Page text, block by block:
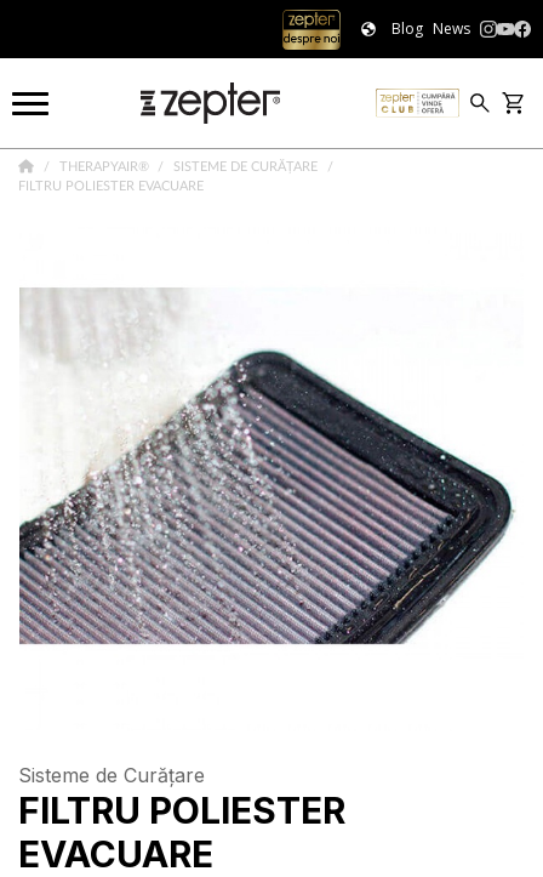
Blog News
THERAPYAIR®
SISTEME DE CURĂȚARE
FILTRU POLIESTER EVACUARE
Sisteme de Curățare
FILTRU POLIESTER
EVACUARE